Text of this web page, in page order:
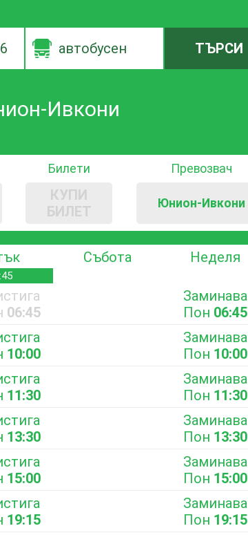
автобусен ТЪРСИ
Ивкони
Билети
КУПИ
БИЛЕТ
Превозвач
Юнион-Ивкони
Събота Неделя
06:45
Заминава
Пон 06:45
10:00
Заминава
Пон 10:00
11:30
Заминава
Пон 11:30
13:30
Заминава
Пон 13:30
15:00
Заминава
Пон 15:00
19:15
Заминава
Пон 19:15